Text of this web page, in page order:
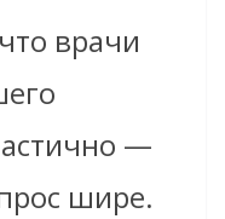
врачи
—
шире.